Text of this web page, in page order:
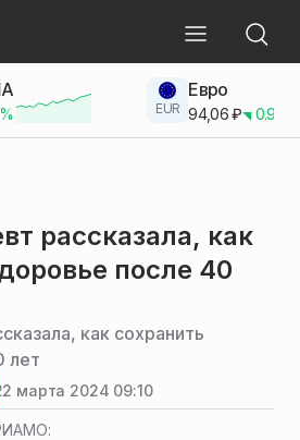
% EUR
Евро
94,06₽ 0.93
рассказала, как
после 40
как сохранить
лет
марта 2024 09:10